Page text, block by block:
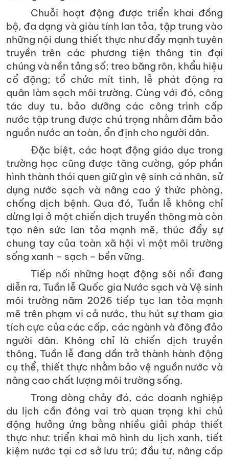
Chuỗi hoạt động được triển khai đồng
bộ, đa dạng và giàu tính lan tỏa, tập trung vào
những nội dung thiết thực như đẩy mạnh tuyên
truyền trên các phương tiện thông tin đại
chúng và nền tảng số; treo băng rôn, khẩu hiệu
cổ động; tổ chức mít tinh, lễ phát động ra
quân làm sạch môi trường. Cùng với đó, công
tác duy tu, bảo dưỡng các công trình cấp
nước tập trung được chú trọng nhằm đảm bảo
nguồn nước an toàn, ổn định cho người dân.
Đặc biệt, các hoạt động giáo dục trong
trường học cũng được tăng cường, góp phần
hình thành thói quen giữ gìn vệ sinh cá nhân, sử
dụng nước sạch và nâng cao ý thức phòng,
chống dịch bệnh. Qua đó, Tuần lễ không chỉ
dừng lại ở một chiến dịch truyền thông mà còn
tạo nên sức lan tỏa mạnh mẽ, thúc đẩy sự
chung tay của toàn xã hội vì một môi trường
sống xanh – sạch – bền vững.
Tiếp nối những hoạt động sôi nổi đang
diễn ra, Tuần lễ Quốc gia Nước sạch và Vệ sinh
môi trường năm 2026 tiếp tục lan tỏa mạnh
mẽ trên phạm vi cả nước, thu hút sự tham gia
tích cực của các cấp, các ngành và đông đảo
người dân. Không chỉ là chiến dịch truyền
thông, Tuần lễ đang dần trở thành hành động
cụ thể, thiết thực nhằm bảo vệ nguồn nước và
nâng cao chất lượng môi trường sống.
Trong dòng chảy đó, các doanh nghiệp
du lịch cần đóng vai trò quan trọng khi chủ
động hưởng ứng bằng nhiều giải pháp thiết
thực như: triển khai mô hình du lịch xanh, tiết
kiệm nước tại cơ sở lưu trú; đầu tư, nâng cấp